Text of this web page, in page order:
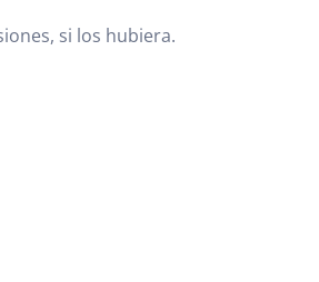
si los hubiera.